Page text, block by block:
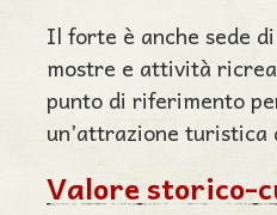
Il forte è anche sede
mostre e attività
punto di riferimento
un’attrazione turistica
Valore storico-